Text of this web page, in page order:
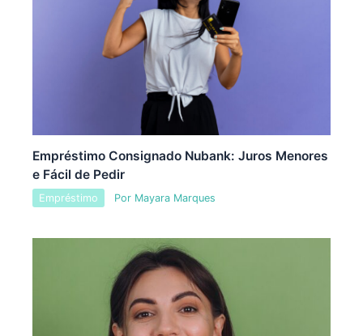
Empréstimo Consignado Nubank: Juros Menores
e Fácil de Pedir
Empréstimo Por Mayara Marques